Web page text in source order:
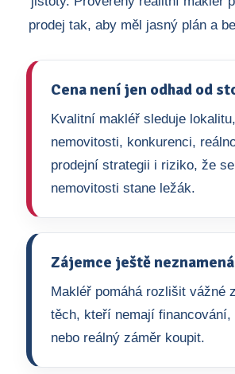
prodej tak, aby měl jasný plán a
Cena není jen odhad od
Kvalitní makléř sleduje
nemovitosti, konkurenci,
prodejní strategii i riziko, že
nemovitosti stane ležák.
Zájemce ještě
Makléř pomáhá rozlišit vážné
těch, kteří nemají financování,
nebo reálný záměr koupit.